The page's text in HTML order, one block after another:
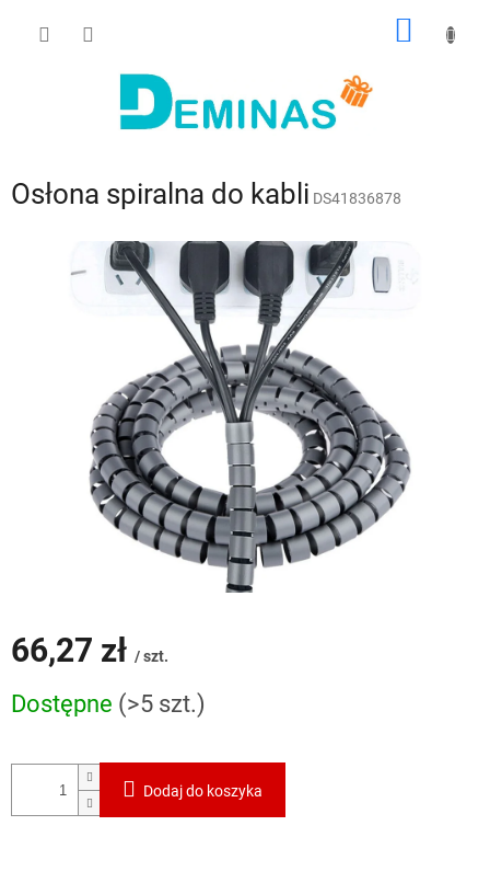
Osłona spiralna do kabli DS41836878
66,27 zł / szt.
jednostkowa:
Dostępne (>5 szt.)
Dodaj do koszyka